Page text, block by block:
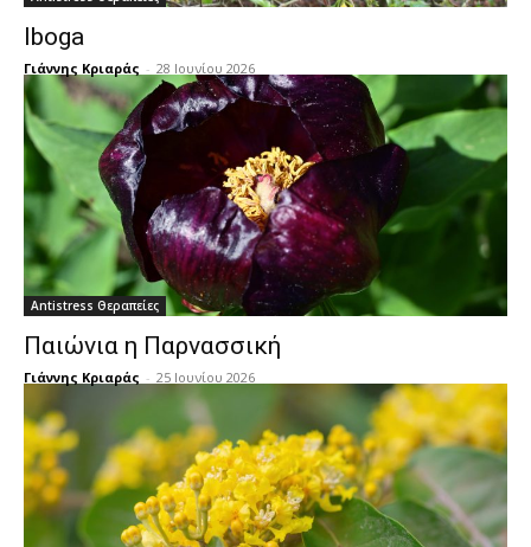
Iboga
Γιάννης Κριαράς - 28 Ιουνίου 2026
Antistress Θεραπείες
Παιώνια η Παρνασσική
Γιάννης Κριαράς - 25 Ιουνίου 2026